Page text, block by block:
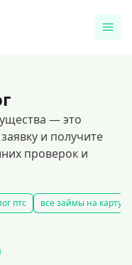
— это
и получите
проверок и
птс все займы на карту